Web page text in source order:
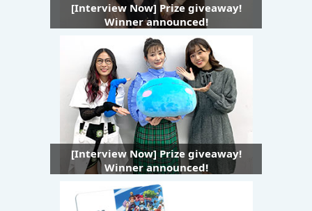
[Interview Now] Prize giveaway!
Winner announced!
[Interview Now] Prize giveaway!
Winner announced!